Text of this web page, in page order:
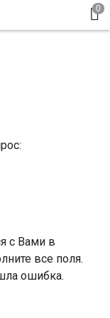
с Вами в
все поля.
ошибка.